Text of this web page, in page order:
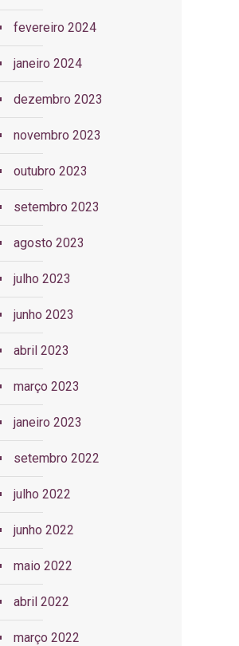
fevereiro 2024
janeiro 2024
dezembro 2023
novembro 2023
outubro 2023
setembro 2023
agosto 2023
julho 2023
junho 2023
abril 2023
março 2023
janeiro 2023
setembro 2022
julho 2022
junho 2022
maio 2022
abril 2022
março 2022